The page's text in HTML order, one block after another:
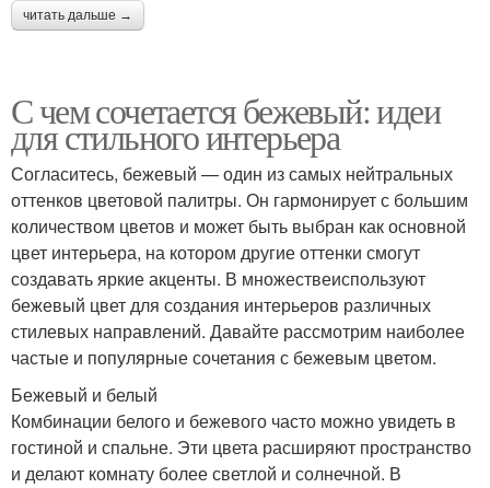
читать дальше →
С чем сочетается бежевый: идеи
для стильного интерьера
Согласитесь, бежевый — один из самых нейтральных
оттенков цветовой палитры. Он гармонирует с большим
количеством цветов и может быть выбран как основной
цвет интерьера, на котором другие оттенки смогут
создавать яркие акценты. В множествеиспользуют
бежевый цвет для создания интерьеров различных
стилевых направлений. Давайте рассмотрим наиболее
частые и популярные сочетания с бежевым цветом.
Бежевый и белый
Комбинации белого и бежевого часто можно увидеть в
гостиной и спальне. Эти цвета расширяют пространство
и делают комнату более светлой и солнечной. В